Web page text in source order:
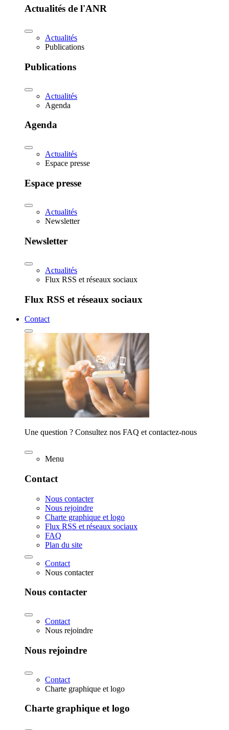
Actualités de l'ANR
Actualités
Publications
Publications
Actualités
Agenda
Agenda
Actualités
Espace presse
Espace presse
Actualités
Newsletter
Newsletter
Actualités
Flux RSS et réseaux sociaux
Flux RSS et réseaux sociaux
Contact
Une question ? Consultez nos FAQ et contactez-nous
Menu
Contact
Nous contacter
Nous rejoindre
Charte graphique et logo
Flux RSS et réseaux sociaux
FAQ
Plan du site
Contact
Nous contacter
Nous contacter
Contact
Nous rejoindre
Nous rejoindre
Contact
Charte graphique et logo
Charte graphique et logo